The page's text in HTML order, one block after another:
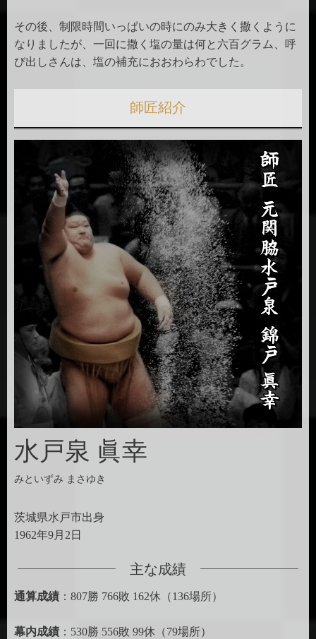
その後、制限時間いっぱいの時にのみ大きく撒くように
なりましたが、一回に撒く塩の量は何と六百グラム、呼
び出しさんは、塩の補充におおわらわでした。
師匠紹介
水戸泉 眞幸
みといずみ まさゆき
茨城県水戸市出身
1962年9月2日
主な成績
通算成績 ：807勝 766敗 162休（136場所）
幕内成績 ：530勝 556敗 99休（79場所）